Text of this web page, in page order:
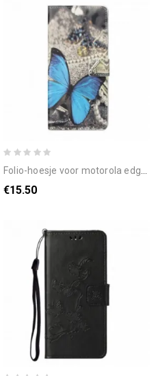
folio-hoesje voor motorola edge 20 blauwe vlinder
€15.50